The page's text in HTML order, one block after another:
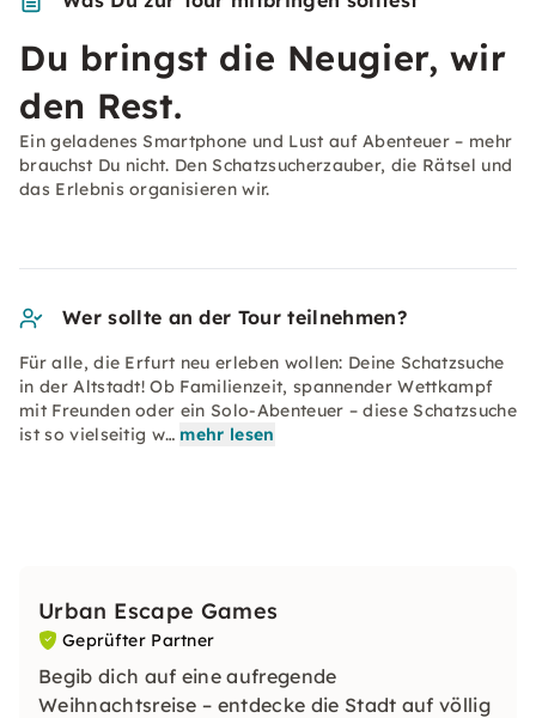
Du bringst die Neugier, wir
den Rest.
Ein geladenes Smartphone und Lust auf Abenteuer – mehr
brauchst Du nicht. Den Schatzsucherzauber, die Rätsel und
das Erlebnis organisieren wir.
Wer sollte an der Tour teilnehmen?
Für alle, die Erfurt neu erleben wollen: Deine Schatzsuche
in der Altstadt! Ob Familienzeit, spannender Wettkampf
mit Freunden oder ein Solo-Abenteuer – diese Schatzsuche
ist so vielseitig w… mehr lesen
Urban Escape Games
Geprüfter Partner
Begib dich auf eine aufregende
Weihnachtsreise – entdecke die Stadt auf völlig